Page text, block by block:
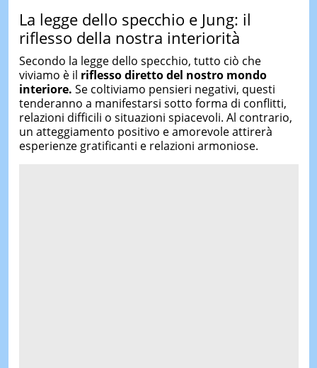
La legge dello specchio e Jung: il
riflesso della nostra interiorità
Secondo la legge dello specchio, tutto ciò che
viviamo è il riflesso diretto del nostro mondo
interiore. Se coltiviamo pensieri negativi, questi
tenderanno a manifestarsi sotto forma di conflitti,
relazioni difficili o situazioni spiacevoli. Al contrario,
un atteggiamento positivo e amorevole attirerà
esperienze gratificanti e relazioni armoniose.